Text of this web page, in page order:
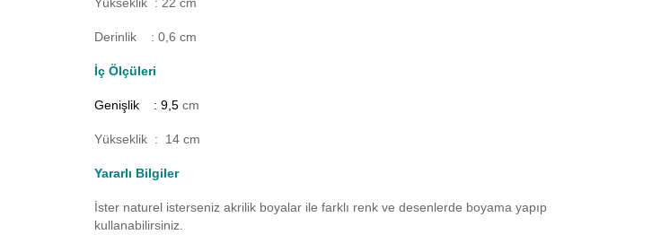
Derinlik : 0,6 cm
İç Ölçüleri
Genişlik : 9,5cm
Yükseklik : 14 cm
Yararlı Bilgiler
İster naturel isterseniz akrilik boyalar ile farklı renk ve desenlerde boyama yapıp
kullanabilirsiniz.